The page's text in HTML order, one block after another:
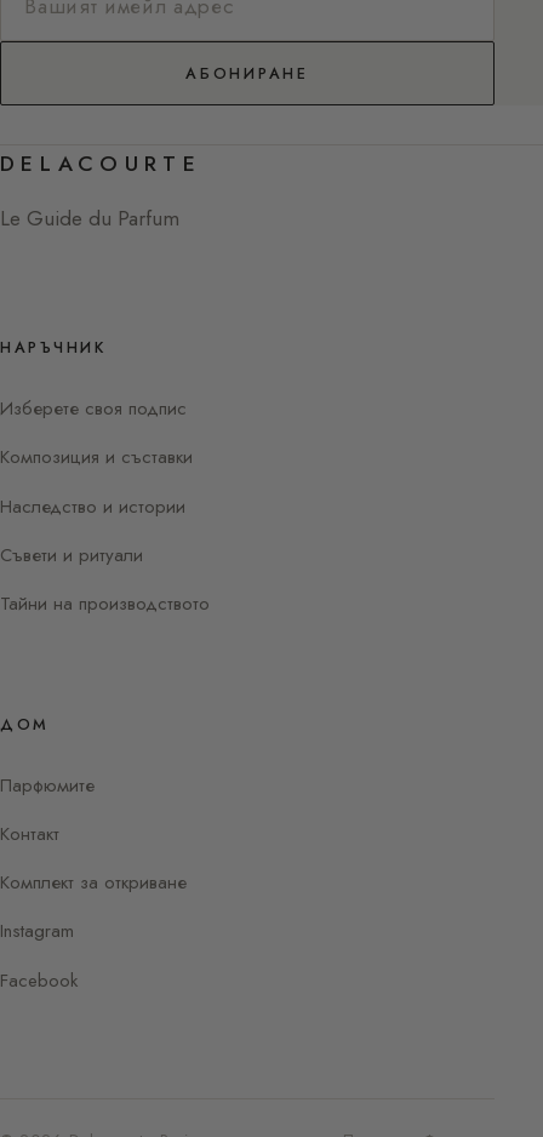
АБОНИРАНЕ
DELACOURTE
Le Guide du Parfum
НАРЪЧНИК
Изберете своя подпис
Композиция и съставки
Наследство и истории
Съвети и ритуали
Тайни на производството
ДОМ
Парфюмите
Контакт
Комплект за откриване
Instagram
Facebook